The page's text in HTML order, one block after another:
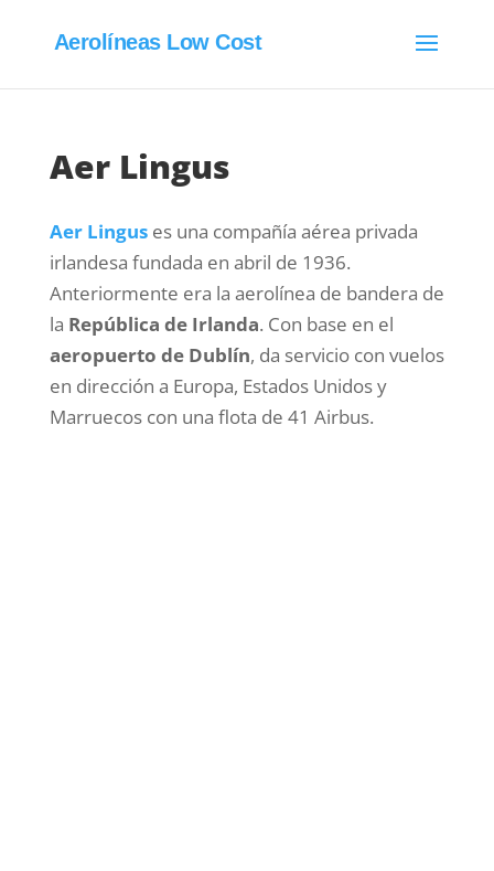
Aerolíneas Low Cost
Aer Lingus
Aer Linguses una compañía aérea privada
irlandesa fundada en abril de 1936.
Anteriormente era la aerolínea de bandera de
la República de Irlanda. Con base en el
aeropuerto de Dublín, da servicio con vuelos
en dirección a Europa, Estados Unidos y
Marruecos con una flota de 41 Airbus.